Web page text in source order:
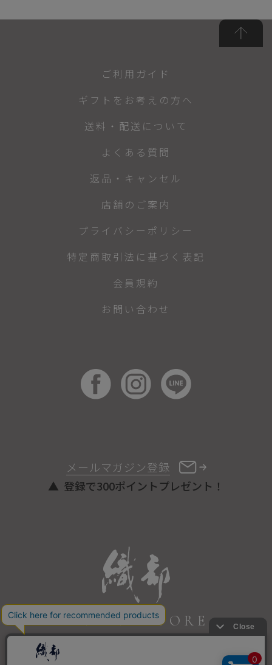
ONLINE STORE
メールマガジン登録
登録で300ポイントプレゼント！
ご利用ガイド
ギフトをお考えの方へ
送料・配送について
よくある質問
返品・キャンセル
店舗のご案内
プライバシーポリシー
特定商取引法に基づく表記
会員規約
お問い合わせ